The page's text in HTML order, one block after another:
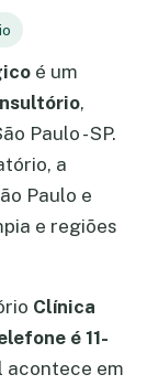
é um
,
Paulo - SP.
a
Paulo e
e regiões
Clínica
é 11-
acontece em